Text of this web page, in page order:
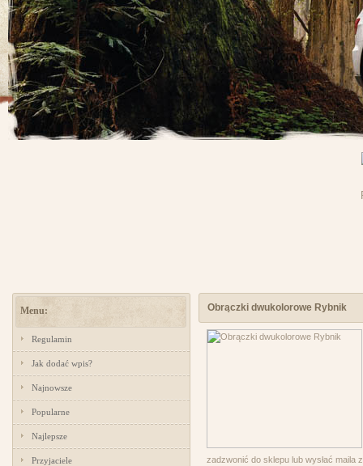
Menu:
Regulamin
Jak dodać wpis?
Najnowsze
Popularne
Najlepsze
Przyjaciele
Obrączki dwukolorowe Rybnik
zadzwonić do sklepu lub wysłać maila